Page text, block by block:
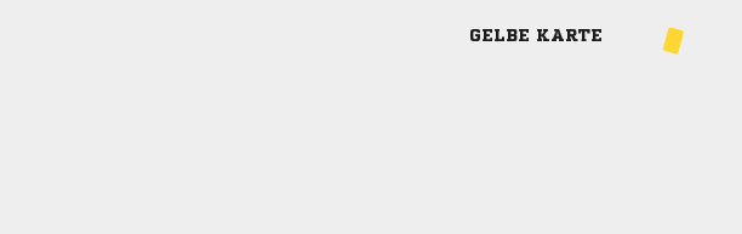
GELBE KARTE